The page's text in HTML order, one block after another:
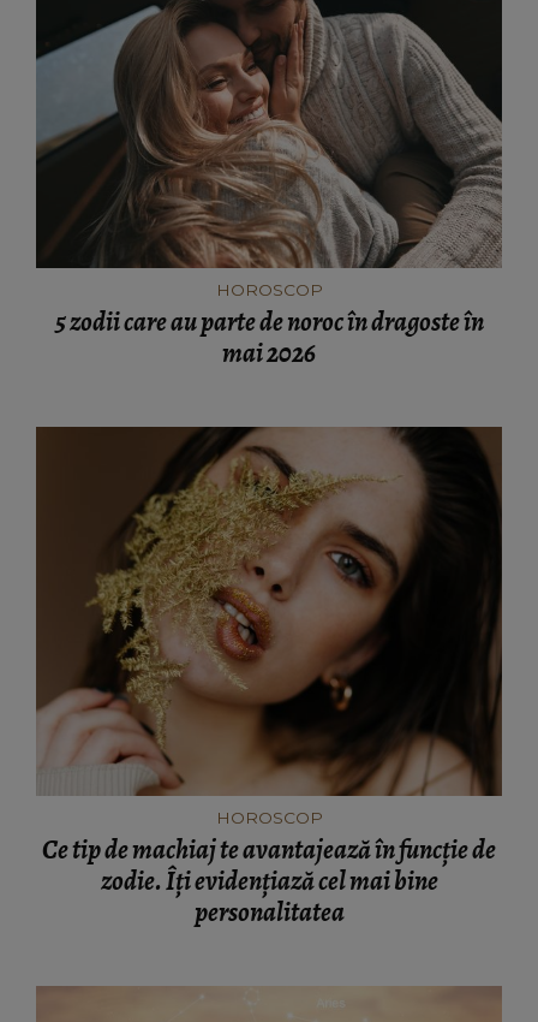
HOROSCOP
5 zodii care au parte de noroc în dragoste în
mai 2026
HOROSCOP
Ce tip de machiaj te avantajează în funcție de
zodie. Îți evidențiază cel mai bine
personalitatea